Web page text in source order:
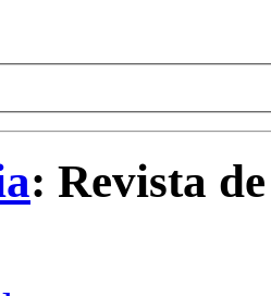
: Revista